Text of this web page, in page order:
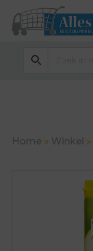
Home » Winkel »